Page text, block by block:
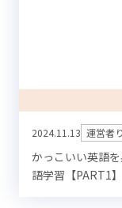
2024.11.13 運営者
かっこいい英語
語学習【PART1】